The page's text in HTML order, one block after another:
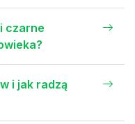
czarne
i jak radzą